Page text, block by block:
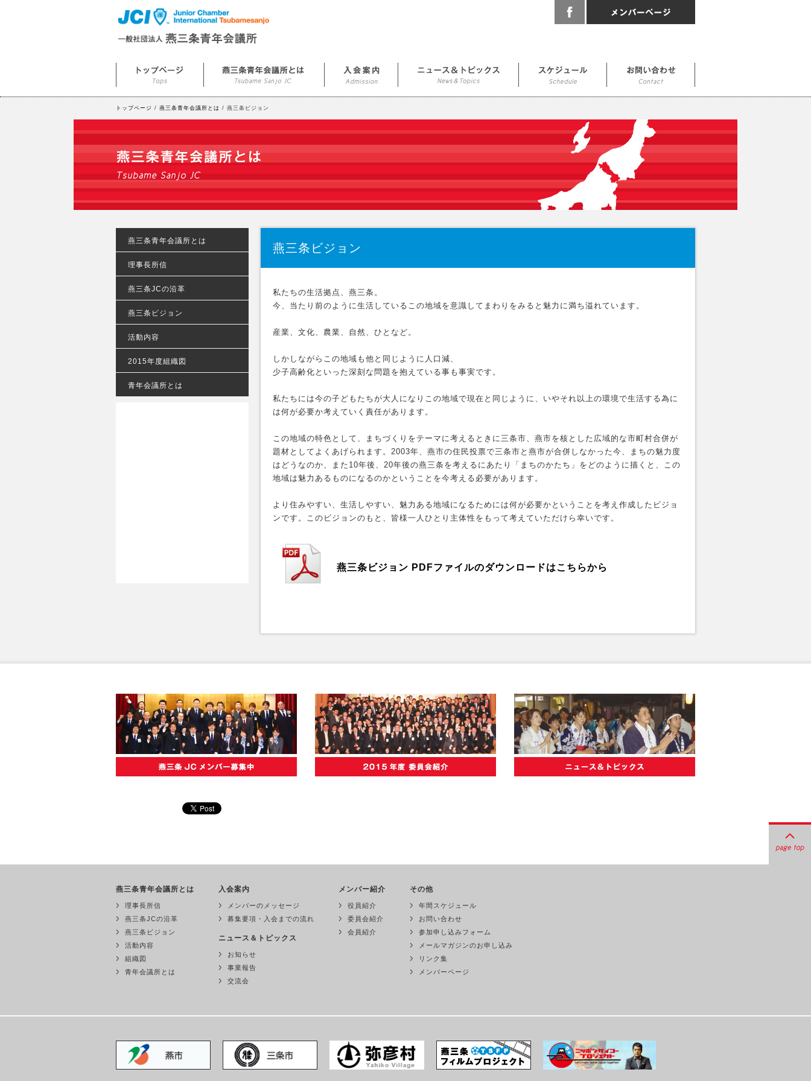
トップページ / 燕三条青年会議所とは / 燕三条ビジョン
燕三条ビジョン
私たちの生活拠点、燕三条。
今、当たり前のように生活しているこの地域を意識してまわりをみると魅力に満ち溢れています。
産業、文化、農業、自然、ひとなど。
しかしながらこの地域も他と同じように人口減、
少子高齢化といった深刻な問題を抱えている事も事実です。
私たちには今の子どもたちが大人になりこの地域で現在と同じように、いやそれ以上の環境で生活する為に
は何が必要か考えていく責任があります。
この地域の特色として、まちづくりをテーマに考えるときに三条市、燕市を核とした広域的な市町村合併が
題材としてよくあげられます。2003年、燕市の住民投票で三条市と燕市が合併しなかった今、まちの魅力度
はどうなのか、また10年後、20年後の燕三条を考えるにあたり「まちのかたち」をどのように描くと、この
地域は魅力あるものになるのかということを今考える必要があります。
より住みやすい、生活しやすい、魅力ある地域になるためには何が必要かということを考え作成したビジョ
ンです。このビジョンのもと、皆様一人ひとり主体性をもって考えていただけら幸いです。
燕三条ビジョン PDFファイルのダウンロードはこちらから
燕三条青年会議所とは
理事長所信
燕三条JCの沿革
燕三条ビジョン
活動内容
2015年度組織図
青年会議所とは
燕三条青年会議所とは
理事長所信
燕三条JCの沿革
燕三条ビジョン
活動内容
組織図
青年会議所とは
入会案内
メンバーのメッセージ
募集要項・入会までの流れ
ニュース＆トピックス
お知らせ
事業報告
交流会
メンバー紹介
役員紹介
委員会紹介
会員紹介
その他
年間スケジュール
お問い合わせ
参加申し込みフォーム
メールマガジンのお申し込み
リンク集
メンバーページ